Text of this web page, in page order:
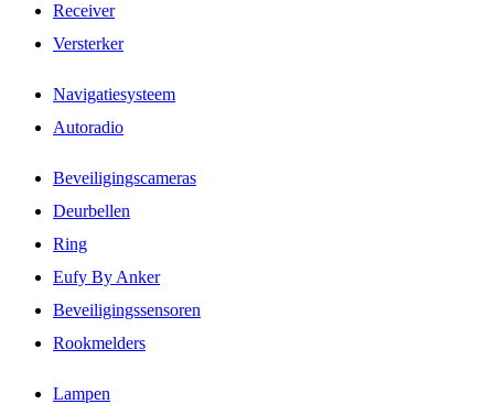
Receiver
Versterker
Navigatiesysteem
Autoradio
Beveiligingscameras
Deurbellen
Ring
Eufy By Anker
Beveiligingssensoren
Rookmelders
Lampen